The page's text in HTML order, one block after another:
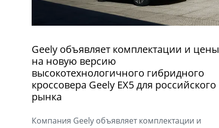
Geely объявляет комплектации и цены
на новую версию
высокотехнологичного гибридного
кроссовера Geely EX5 для российского
рынка
Компания Geely объявляет комплектации и